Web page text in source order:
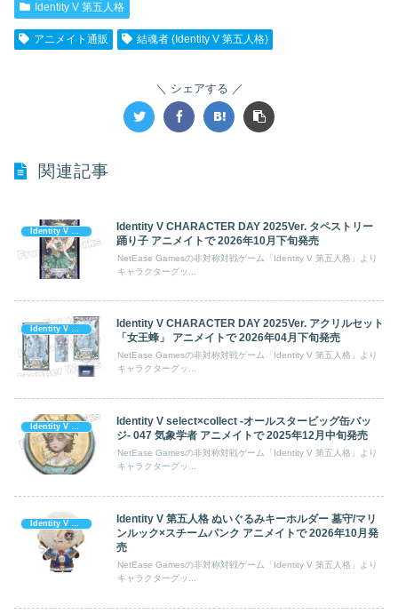
Identity V 第五人格
アニメイト通販 結魂者 (Identity V 第五人格)
シェアする
関連記事
Identity V CHARACTER DAY 2025Ver. タペストリー
踊り子 アニメイトで 2026年10月下旬発売
NetEase Gamesの非対称対戦ゲーム「Identity V 第五人格」より
キャラクターグッ...
Identity V CHARACTER DAY 2025Ver. アクリルセット
「女王蜂」 アニメイトで 2026年04月下旬発売
NetEase Gamesの非対称対戦ゲーム「Identity V 第五人格」より
キャラクターグッ...
Identity V select×collect -オールスタービッグ缶バッ
ジ- 047 気象学者 アニメイトで 2025年12月中旬発売
NetEase Gamesの非対称対戦ゲーム「Identity V 第五人格」より
キャラクターグッ...
Identity V 第五人格
Identity V 第五人格 ぬいぐるみキーホルダー 墓守/マリ
ンルック×スチームパンク アニメイトで 2026年10月発
売
NetEase Gamesの非対称対戦ゲーム「Identity V 第五人格」より
キャラクターグッ...